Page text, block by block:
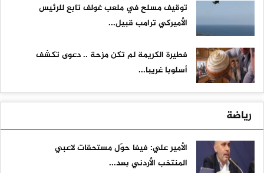
توقيف مسلح في ملعب غولف تابع للرئيس
الأميركي ترامب قبيل...
فطيرة الكريمة لم تكن مزحة .. دعوى تكشف
أسلوبا غريبا...
رياضة
الأمير علي: فيفا حوّل مستحقات لاعبي
المنتخب الأردني بعد...